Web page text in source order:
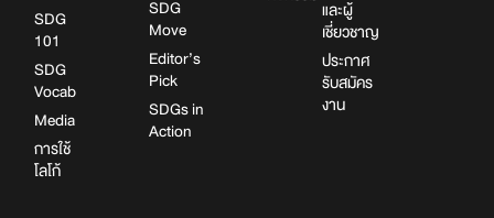
SDG
101
SDG
Vocab
Media
การใช้
โลโก้
SDG
Move
Editor’s
Pick
SDGs in
Action
และผู้
เชี่ยวชาญ
ประกาศ
รับสมัคร
งาน